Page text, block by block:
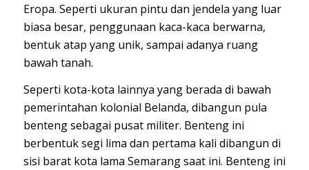
Eropa. Seperti ukuran pintu dan jendela yang luar
biasa besar, penggunaan kaca-kaca berwarna,
bentuk atap yang unik, sampai adanya ruang
bawah tanah.
Seperti kota-kota lainnya yang berada di bawah
pemerintahan kolonial Belanda, dibangun pula
benteng sebagai pusat militer. Benteng ini
berbentuk segi lima dan pertama kali dibangun di
sisi barat kota lama Semarang saat ini. Benteng ini